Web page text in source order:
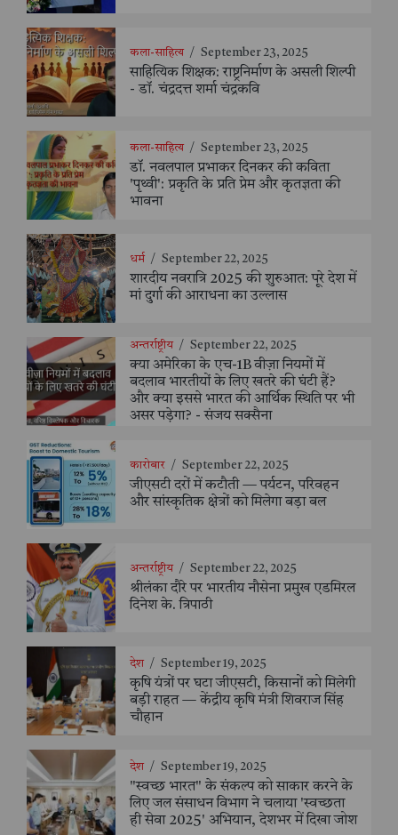
कला-साहित्य / September 23, 2025
साहित्यिक शिक्षक: राष्ट्रनिर्माण के असली शिल्पी
- डॉ. चंद्रदत्त शर्मा चंद्रकवि
कला-साहित्य / September 23, 2025
डॉ. नवलपाल प्रभाकर दिनकर की कविता
'पृथ्वी': प्रकृति के प्रति प्रेम और कृतज्ञता की
भावना
धर्म / September 22, 2025
शारदीय नवरात्रि 2025 की शुरुआत: पूरे देश में
मां दुर्गा की आराधना का उल्लास
अन्तर्राष्ट्रीय / September 22, 2025
क्या अमेरिका के एच-1B वीज़ा नियमों में
बदलाव भारतीयों के लिए खतरे की घंटी हैं?
और क्या इससे भारत की आर्थिक स्थिति पर भी
असर पड़ेगा? - संजय सक्सैना
कारोबार / September 22, 2025
जीएसटी दरों में कटौती — पर्यटन, परिवहन
और सांस्कृतिक क्षेत्रों को मिलेगा बड़ा बल
अन्तर्राष्ट्रीय / September 22, 2025
श्रीलंका दौरे पर भारतीय नौसेना प्रमुख एडमिरल
दिनेश के. त्रिपाठी
देश / September 19, 2025
कृषि यंत्रों पर घटा जीएसटी, किसानों को मिलेगी
बड़ी राहत — केंद्रीय कृषि मंत्री शिवराज सिंह
चौहान
देश / September 19, 2025
"स्वच्छ भारत" के संकल्प को साकार करने के
लिए जल संसाधन विभाग ने चलाया 'स्वच्छता
ही सेवा 2025' अभियान, देशभर में दिखा जोश